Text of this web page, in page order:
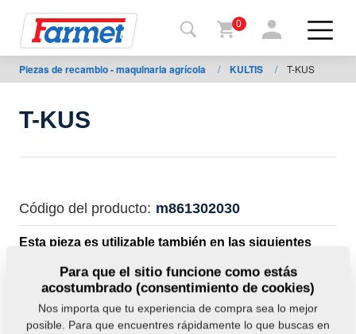
Volver
al
shop
Mis
máquinas
A
descargar
0
Piezas de recambio - maquinaria agrícola / KULTIS / T-KUS
T-KUS
Código del producto: m861302030
Esta pieza es utilizable también en las siguientes
KULTIS
Peso: 0,0000 Kg
Para que el sitio funcione como estás
acostumbrado (consentimiento de cookies)
Nos importa que tu experiencia de compra sea lo mejor
posible. Para que encuentres rápidamente lo que buscas en